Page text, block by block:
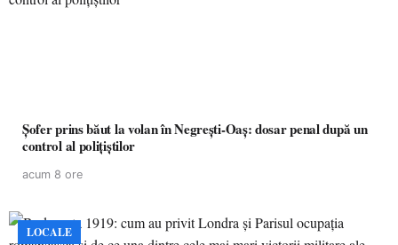
Șofer prins băut la volan în Negrești-Oaș: dosar penal după un
control al polițiștilor
acum 8 ore
LOCALE